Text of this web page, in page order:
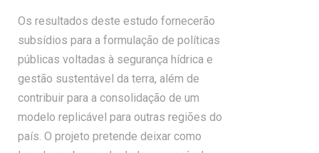
Os resultados deste estudo fornecerão
subsídios para a formulação de políticas
públicas voltadas à segurança hídrica e
gestão sustentável da terra, além de
contribuir para a consolidação de um
modelo replicável para outras regiões do
país. O projeto pretende deixar como